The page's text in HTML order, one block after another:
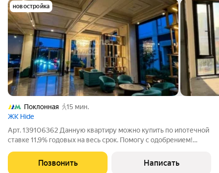
новостройка
Поклонная
15 мин.
ЖК Hide
Арт. 139106362 Данную квартиру можно купить по ипотечной
ставке 11,9% годовых на весь срок. Помогу с одобрением!
«Hide» с видом на деловой центр «Москва-Сити» и другие
знаковые объекты. ПЛОЩАДЬ:
Позвонить Написать